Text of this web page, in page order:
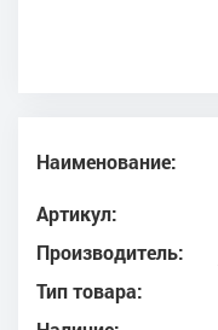
Наименование:
Артикул:
Производитель:
Тип товара: